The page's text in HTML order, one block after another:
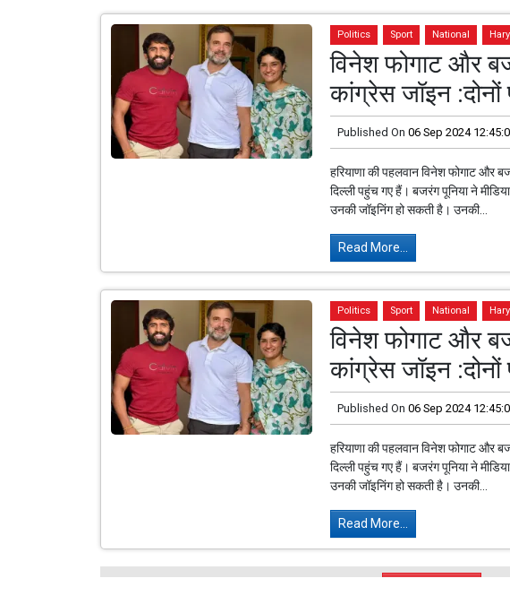
Politics Sport National
विनेश फोगाट और
कांग्रेस जॉइन :दोनों
Published On 06 Sep 2024
हरियाणा की पहलवान विनेश फोगाट और
दिल्ली पहुंच गए हैं। बजरंग पूनिया ने
उनकी जॉइनिंग हो सकती है। उनकी...
Read More...
Politics Sport National
विनेश फोगाट और
कांग्रेस जॉइन :दोनों
Published On 06 Sep 2024
हरियाणा की पहलवान विनेश फोगाट और
दिल्ली पहुंच गए हैं। बजरंग पूनिया ने
उनकी जॉइनिंग हो सकती है। उनकी...
Read More...